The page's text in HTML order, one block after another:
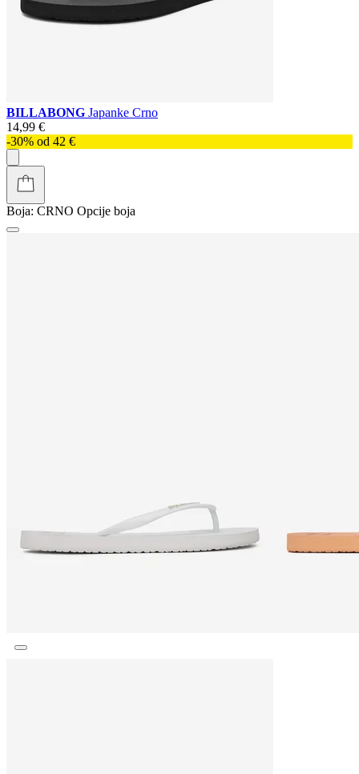
BILLABONG Japanke Crno
14,99 €
-30% od 42 €
Boja: CRNO Opcije boja